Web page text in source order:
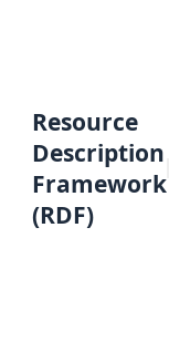
Resource
Description
Framework
(RDF)